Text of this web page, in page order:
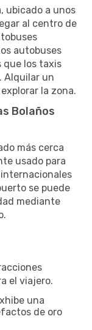
ubicado a unos
al centro de
autobuses
que los taxis
Alquilar un
la zona.
Bolaños
más cerca
usado para
se puede
mediante
el viajero.
una
de oro